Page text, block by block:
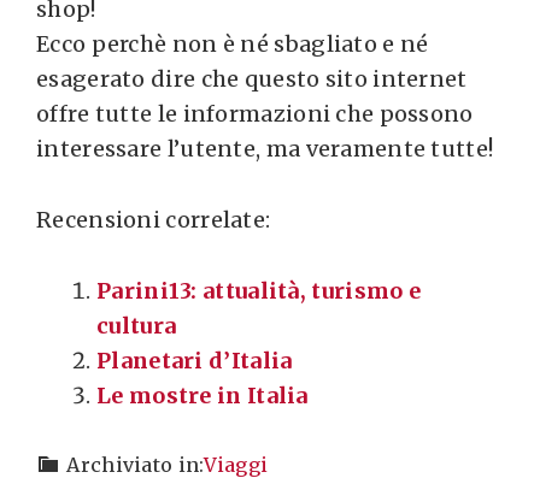
shop!
Ecco perchè non è né sbagliato e né
esagerato dire che questo sito internet
offre tutte le informazioni che possono
interessare l’utente, ma veramente tutte!
Recensioni correlate:
Parini13: attualità, turismo e
cultura
Planetari d’Italia
Le mostre in Italia
Archiviato in:Viaggi